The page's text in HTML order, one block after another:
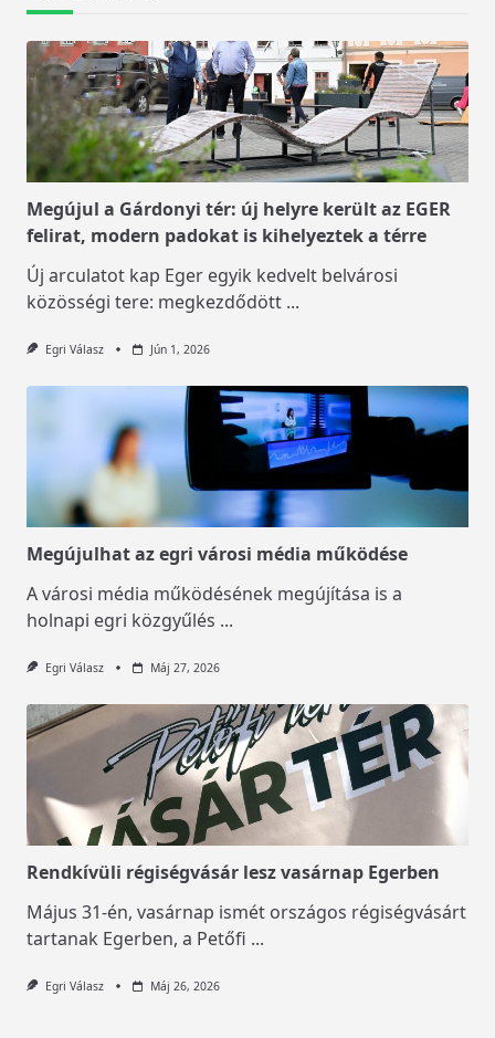
Megújul a Gárdonyi tér: új helyre került az EGER
felirat, modern padokat is kihelyeztek a térre
Új arculatot kap Eger egyik kedvelt belvárosi
közösségi tere: megkezdődött ...
Egri Válasz Jún 1, 2026
Megújulhat az egri városi média működése
A városi média működésének megújítása is a
holnapi egri közgyűlés ...
Egri Válasz Máj 27, 2026
Rendkívüli régiségvásár lesz vasárnap Egerben
Május 31-én, vasárnap ismét országos régiségvásárt
tartanak Egerben, a Petőfi ...
Egri Válasz Máj 26, 2026